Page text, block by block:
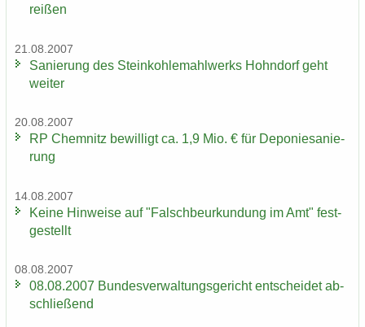
rei­ßen
21.08.2007
Sa­nie­rung des Stein­koh­le­mahl­werks Hohn­dorf geht
wei­ter
20.08.2007
RP Chem­nitz be­wil­ligt ca. 1,9 Mio. € für De­po­nie­sa­nie­
rung
14.08.2007
Keine Hin­wei­se auf "Falsch­be­ur­kun­dung im Amt" fest­
ge­stellt
08.08.2007
08.08.2007 Bun­des­ver­wal­tungs­ge­richt ent­schei­det ab­
schlie­ßend